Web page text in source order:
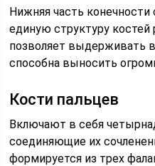
Нижняя часть
единую структуру костей
позволяет выдерживать
способна выносить
Кости пальцев
Включают в себя
соединяющие их
формируется из трех